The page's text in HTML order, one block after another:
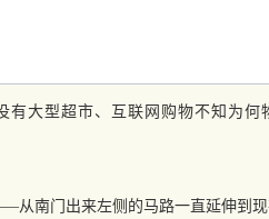
有大型超市、互联网购物不知为
从南门出来左侧的马路一直延伸到